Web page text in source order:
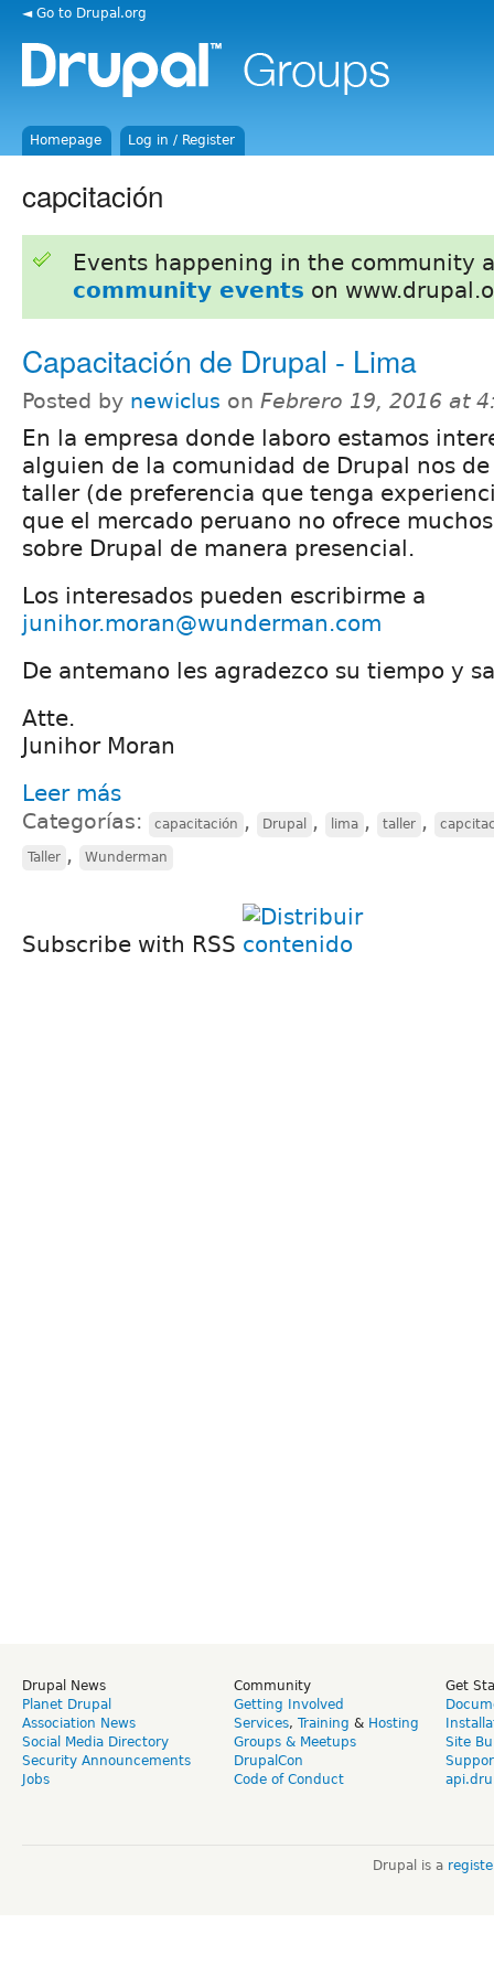
◄ Go to Drupal.org
Homepage Log in / Register
capcitación
Events happening in the community
community events on
Capacitación de Drupal - Lima
Posted by newiclus on Febrero 19, 2016 at
En la empresa donde laboro estamos
alguien de la comunidad de Drupal nos
taller (de preferencia que tenga
que el mercado peruano no ofrece
sobre Drupal de manera presencial.
Los interesados pueden escribirme a
junihor.moran@wunderman.com
De antemano les agradezco su tiempo y
Atte.
Junihor Moran
Leer más
Categorías: capacitación , Drupal , lima , taller ,
Taller , Wunderman
Subscribe with RSS
Drupal News
Planet Drupal
Association News
Social Media Directory
Security Announcements
Jobs
Community
Getting Involved
Services, Training & Hosting
Groups & Meetups
DrupalCon
Code of Conduct
Get
Site
Drupal is a